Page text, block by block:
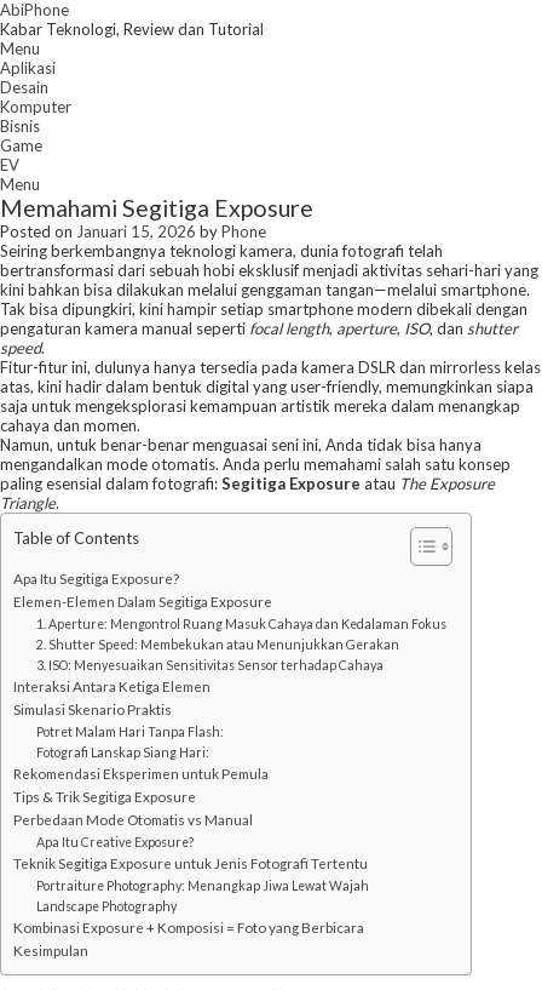
Skip
to
content
AbiPhone
Kabar Teknologi, Review dan Tutorial
Menu
Aplikasi
Desain
Komputer
Bisnis
Game
EV
Menu
Memahami Segitiga Exposure
Posted on Januari 15, 2026 byPhone
Seiring berkembangnya teknologi kamera, dunia fotografi telah
bertransformasi dari sebuah hobi eksklusif menjadi aktivitas sehari-hari yang
kini bahkan bisa dilakukan melalui genggaman tangan—melalui smartphone.
Tak bisa dipungkiri, kini hampir setiap smartphone modern dibekali dengan
pengaturan kamera manual seperti focal length, aperture, ISO, dan shutter
speed.
Fitur-fitur ini, dulunya hanya tersedia pada kamera DSLR dan mirrorless kelas
atas, kini hadir dalam bentuk digital yang user-friendly, memungkinkan siapa
saja untuk mengeksplorasi kemampuan artistik mereka dalam menangkap
cahaya dan momen.
Namun, untuk benar-benar menguasai seni ini, Anda tidak bisa hanya
mengandalkan mode otomatis. Anda perlu memahami salah satu konsep
paling esensial dalam fotografi:Segitiga Exposure atau The Exposure
Triangle.
Table of Contents
Apa Itu Segitiga Exposure?
Elemen-Elemen Dalam Segitiga Exposure
1. Aperture: Mengontrol Ruang Masuk Cahaya dan Kedalaman Fokus
2. Shutter Speed: Membekukan atau Menunjukkan Gerakan
3. ISO: Menyesuaikan Sensitivitas Sensor terhadap Cahaya
Interaksi Antara Ketiga Elemen
Simulasi Skenario Praktis
Potret Malam Hari Tanpa Flash:
Fotografi Lanskap Siang Hari:
Rekomendasi Eksperimen untuk Pemula
Tips & Trik Segitiga Exposure
Perbedaan Mode Otomatis vs Manual
Apa Itu Creative Exposure?
Teknik Segitiga Exposure untuk Jenis Fotografi Tertentu
Portraiture Photography: Menangkap Jiwa Lewat Wajah
Landscape Photography
Kombinasi Exposure + Komposisi = Foto yang Berbicara
Kesimpulan